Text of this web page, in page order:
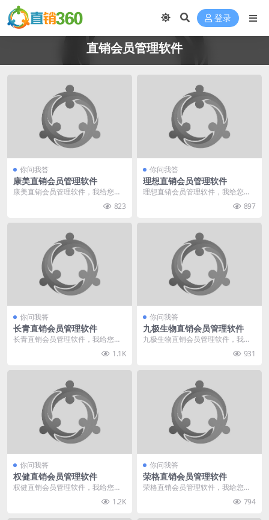
登录
直销会员管理软件
你问我答
康美直销会员管理软件
康美直销会员管理软件，我给您推
823
你问我答
理想直销会员管理软件
理想直销会员管理软件，我给您推
897
你问我答
长青直销会员管理软件
长青直销会员管理软件，我给您推
1.1K
你问我答
九极生物直销会员管理软件
九极生物直销会员管理软件，我给
931
你问我答
权健直销会员管理软件
权健直销会员管理软件，我给您推
1.2K
你问我答
荣格直销会员管理软件
荣格直销会员管理软件，我给您推
794